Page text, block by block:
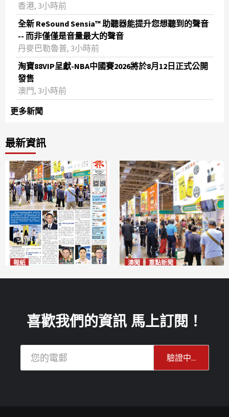
香港, 3小時前
全新 ReSound Sensia™ 助聽器能提升您想聽到的聲音
-- 而非僅僅是音量最大的聲音
丹麥巴勒魯普, 3小時前
淘寶88VIP呈獻-NBA中國賽2026將於8月12日正式公開
發售
澳門, 3小時前
更多新聞
最新資訊
報紙 澳聞 重點新聞
2026-08-10
喜歡我們的資訊 馬上訂閱！